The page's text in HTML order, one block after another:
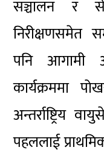
सञ्चालन र
निरीक्षणसमेत
पनि आगामी
कार्यक्रममा
अन्तर्राष्ट्रिय
पहललाई